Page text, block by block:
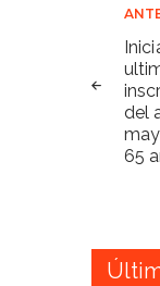
de
del
65